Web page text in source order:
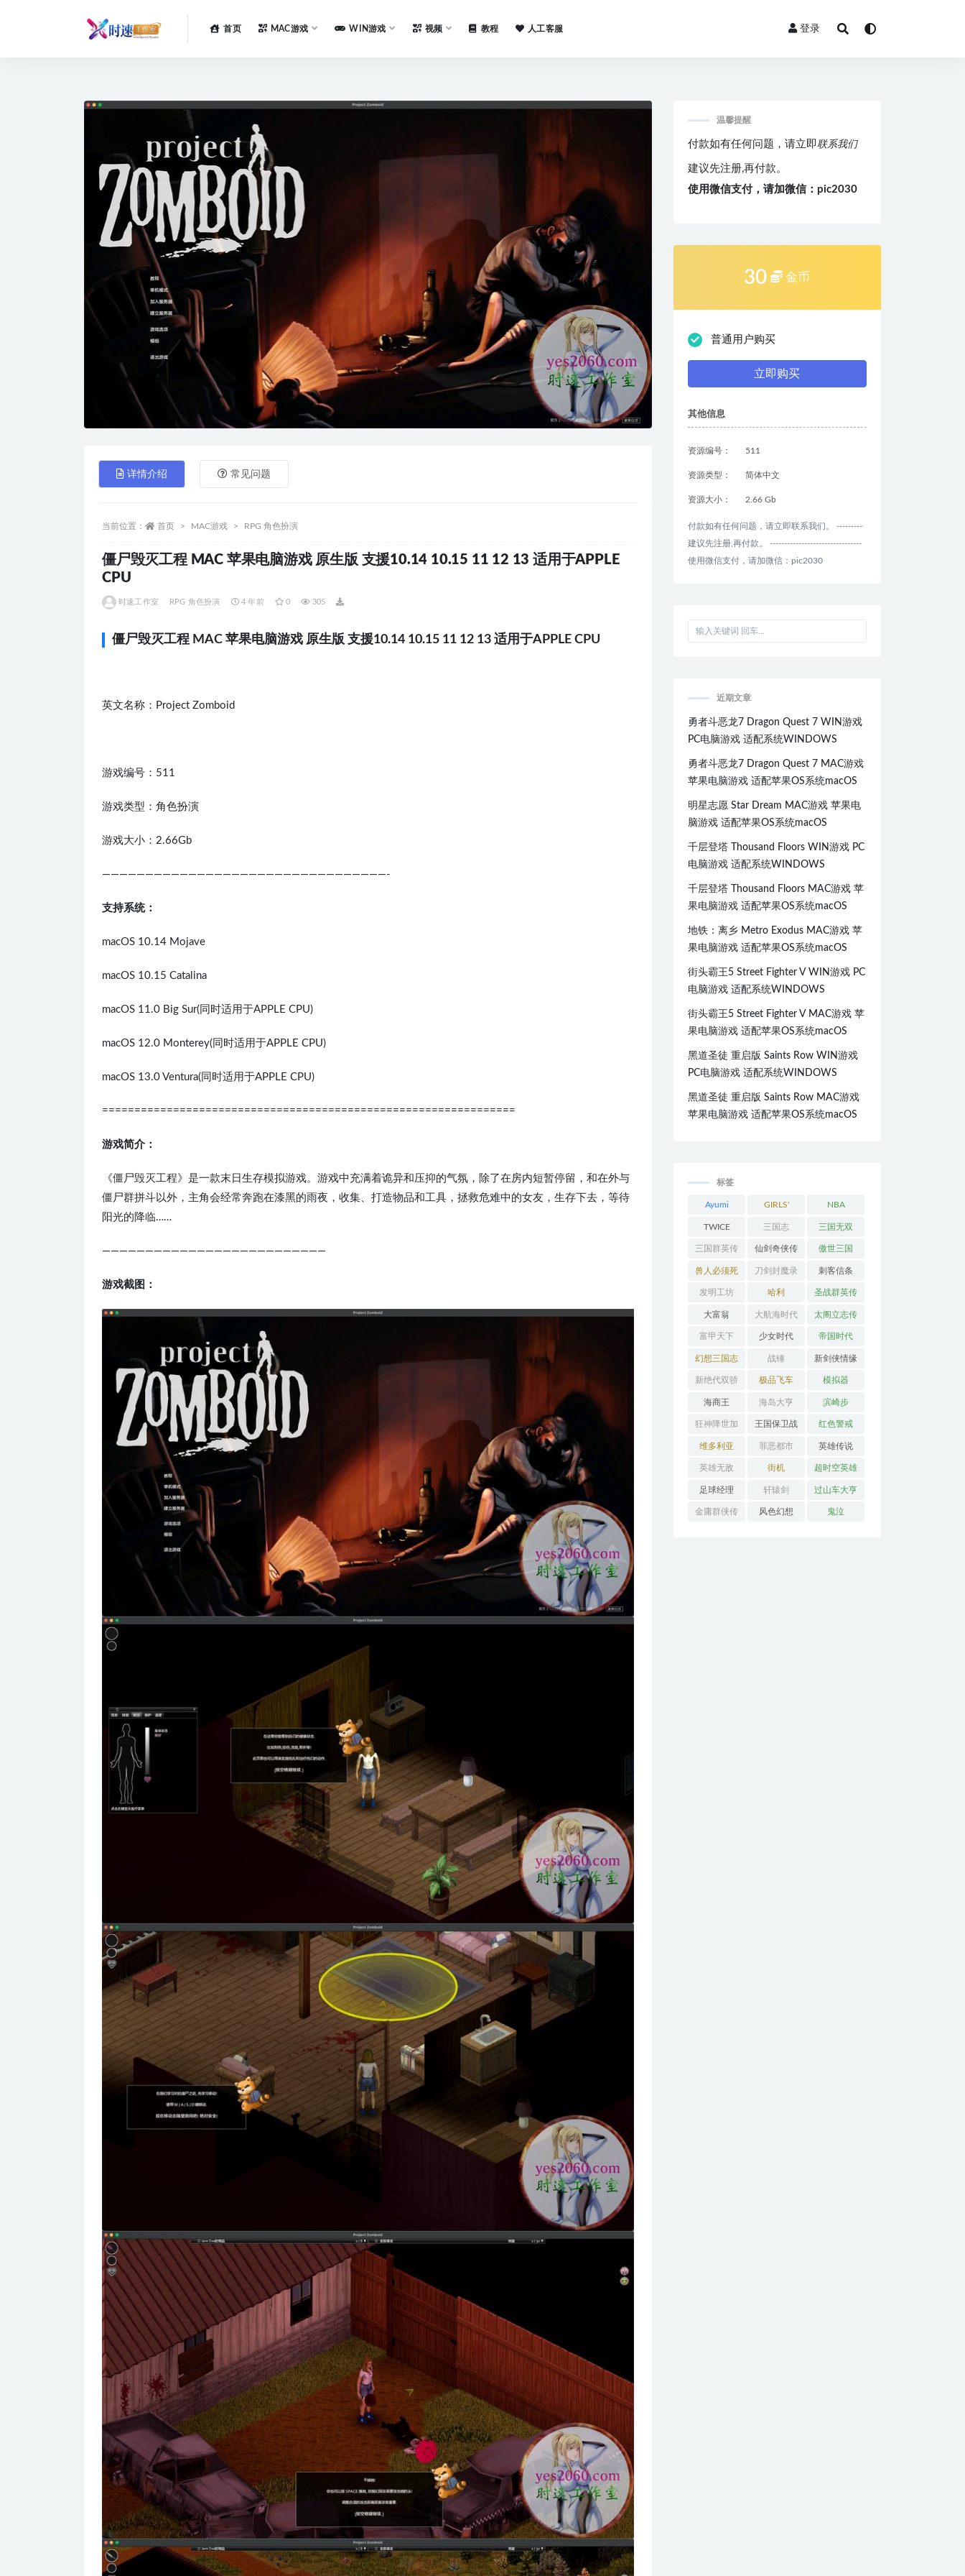
首页 MAC游戏 WIN游戏 视频 教程 人工客服 登录
详情介绍 常见问题
当前位置： 首页 MAC游戏 RPG 角色扮演
僵尸毁灭工程 MAC 苹果电脑游戏 原生版 支援10.14 10.15 11 12 13 适用于APPLE
CPU
时速工作室 RPG 角色扮演 4 年前 0 305
僵尸毁灭工程 MAC 苹果电脑游戏 原生版 支援10.14 10.15 11 12 13 适用于APPLE CPU
英文名称：Project Zomboid
游戏编号：511
游戏类型：角色扮演
游戏大小：2.66Gb
—————————————————————————————————-
支持系统：
macOS 10.14 Mojave
macOS 10.15 Catalina
macOS 11.0 Big Sur(同时适用于APPLE CPU)
macOS 12.0 Monterey(同时适用于APPLE CPU)
macOS 13.0 Ventura(同时适用于APPLE CPU)
================================================================
游戏简介：
《僵尸毁灭工程》是一款末日生存模拟游戏。游戏中充满着诡异和压抑的气氛，除了在房内短暂停留，和在外与
僵尸群拼斗以外，主角会经常奔跑在漆黑的雨夜，收集、打造物品和工具，拯救危难中的女友，生存下去，等待
阳光的降临……
——————————————————————————
游戏截图：
温馨提醒
付款如有任何问题，请立即联系我们
建议先注册,再付款。
使用微信支付，请加微信：pic2030
30 金币
普通用户购买
立即购买
其他信息
资源编号： 511
资源类型： 简体中文
资源大小： 2.66 Gb
付款如有任何问题，请立即联系我们。 ---------
建议先注册,再付款。 --------------------------------
使用微信支付，请加微信：pic2030
近期文章
勇者斗恶龙7 Dragon Quest 7 WIN游戏
PC电脑游戏 适配系统WINDOWS
勇者斗恶龙7 Dragon Quest 7 MAC游戏
苹果电脑游戏 适配苹果OS系统macOS
明星志愿 Star Dream MAC游戏 苹果电
脑游戏 适配苹果OS系统macOS
千层登塔 Thousand Floors WIN游戏 PC
电脑游戏 适配系统WINDOWS
千层登塔 Thousand Floors MAC游戏 苹
果电脑游戏 适配苹果OS系统macOS
地铁：离乡 Metro Exodus MAC游戏 苹
果电脑游戏 适配苹果OS系统macOS
街头霸王5 Street Fighter V WIN游戏 PC
电脑游戏 适配系统WINDOWS
街头霸王5 Street Fighter V MAC游戏 苹
果电脑游戏 适配苹果OS系统macOS
黑道圣徒 重启版 Saints Row WIN游戏
PC电脑游戏 适配系统WINDOWS
黑道圣徒 重启版 Saints Row MAC游戏
苹果电脑游戏 适配苹果OS系统macOS
标签
Ayumi
Hamasaki
GIRLS'
GENERATI
ON
NBA
TWICE 三国志 三国无双
三国群英传 仙剑奇侠传 傲世三国
兽人必须死 刀剑封魔录 刺客信条
发明工坊 哈利 圣战群英传
大富翁 大航海时代 太阁立志传
富甲天下 少女时代 帝国时代
幻想三国志 战锤 新剑侠情缘
新绝代双骄 极品飞车 模拟器
海商王 海岛大亨 滨崎步
狂神降世加
强版
王国保卫战 红色警戒
维多利亚 罪恶都市 英雄传说
英雄无敌 街机 超时空英雄
传说3
足球经理 轩辕剑 过山车大亨
金庸群侠传 风色幻想 鬼泣